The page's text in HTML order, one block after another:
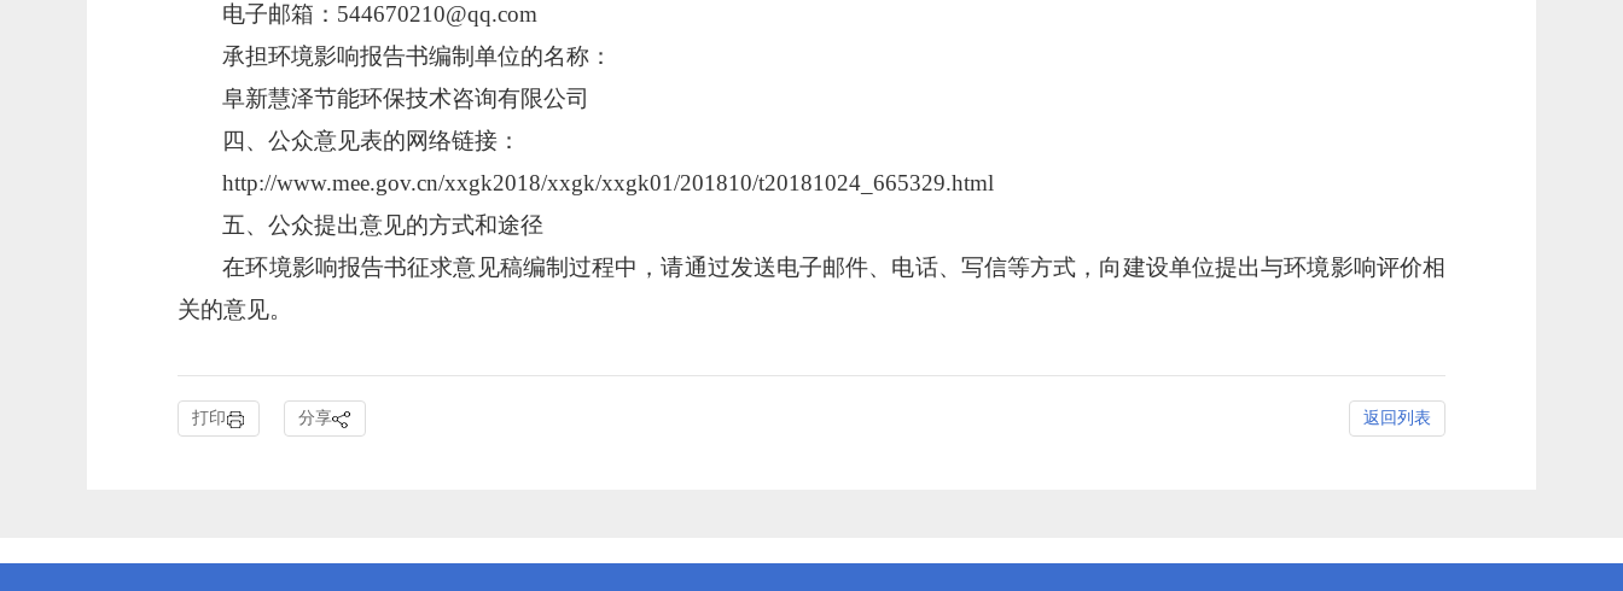
电子邮箱： 544670210@qq.com
承担环境影响报告书编制单位的名称：
阜新慧泽节能环保技术咨询有限公司
四、公众意见表的网络链接：
http://www.mee.gov.cn/xxgk2018/xxgk/xxgk01/201810/t20181024_665329.html
五、公众提出意见的方式和途径
在环境影响报告书征求意见稿编制过程中，请通过发送电子邮件、电话、写信等方式， 向建设单位提出与环境影响评价相
关的意见。
打印 分享 返回列表